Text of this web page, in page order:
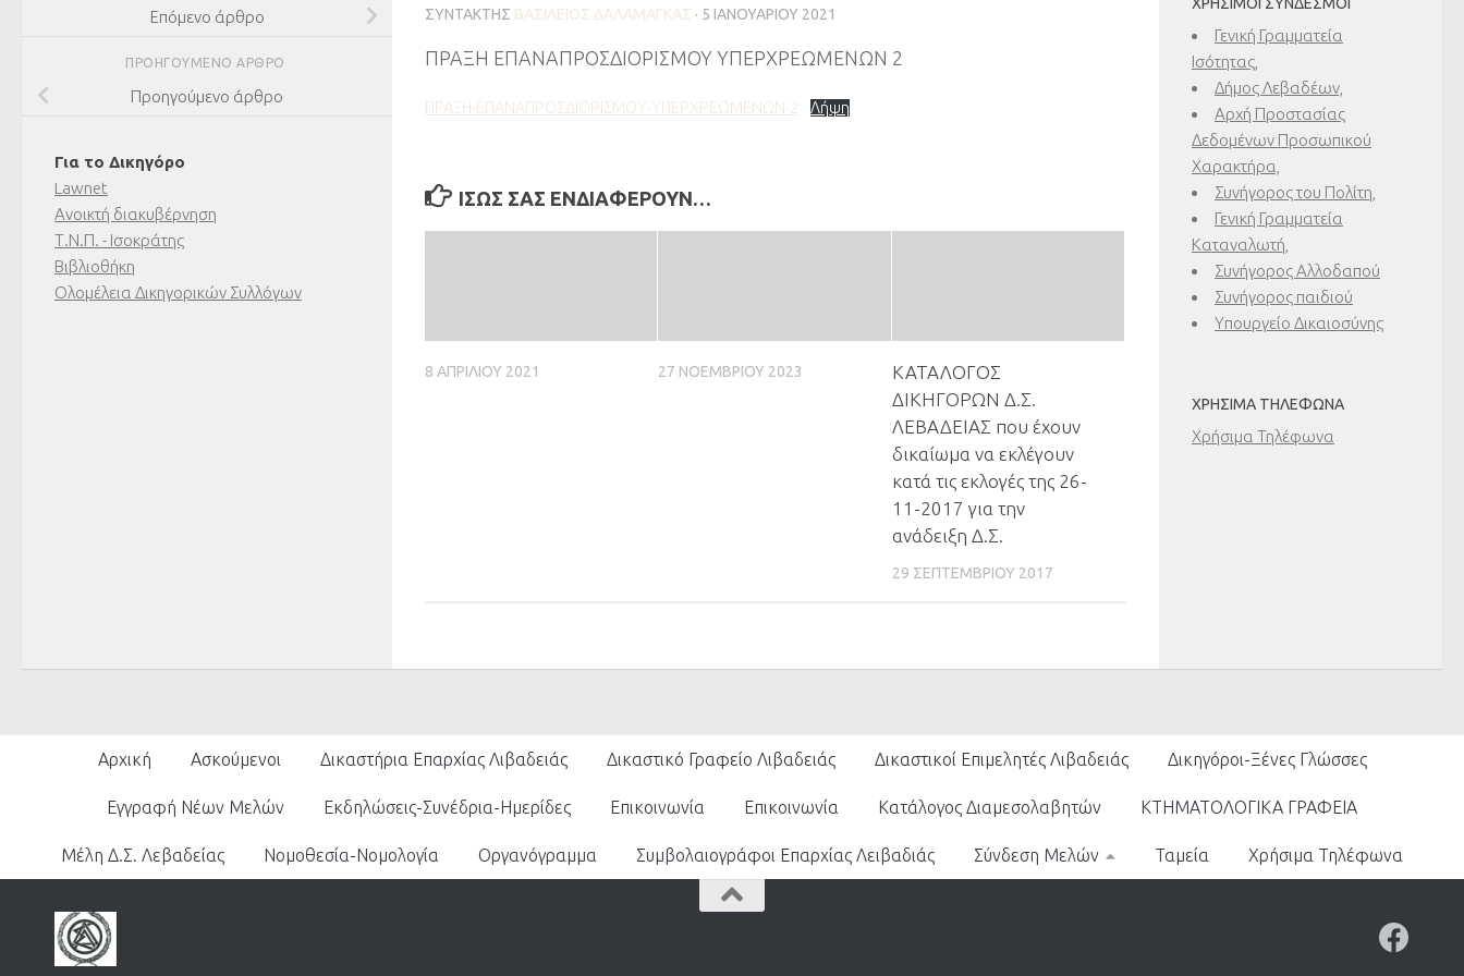
ΣΥΝΤΆΚΤΗΣ ΒΑΣΊΛΕΙΟΣ ΔΑΛΑΜΆΓΚΑΣ · 5 ΙΑΝΟΥΑΡΊΟΥ 2021
ΠΡΑΞΗ ΕΠΑΝΑΠΡΟΣΔΙΟΡΙΣΜΟΥ ΥΠΕΡΧΡΕΩΜΕΝΩΝ 2
ΠΡΑΞΗ-ΕΠΑΝΑΠΡΟΣΔΙΟΡΙΣΜΟΥ-ΥΠΕΡΧΡΕΩΜΕΝΩΝ-2 Λήψη
ΊΣΩΣ ΣΑΣ ΕΝΔΙΑΦΈΡΟΥΝ…
8 ΑΠΡΙΛΊΟΥ 2021 27 ΝΟΕΜΒΡΊΟΥ 2023
ΚΑΤΑΛΟΓΟΣ
ΔΙΚΗΓΟΡΩΝ Δ.Σ.
ΛΕΒΑΔΕΙΑΣ που έχουν
δικαίωμα να εκλέγουν
κατά τις εκλογές της 26-
11-2017 για την
ανάδειξη Δ.Σ.
29 ΣΕΠΤΕΜΒΡΊΟΥ 2017
Επόμενο άρθρο
ΠΡΟΗΓΟΎΜΕΝΟ ΆΡΘΡΟ
Προηγούμενο άρθρο
Για το Δικηγόρο
Lawnet
Ανοικτή διακυβέρνηση
Τ.Ν.Π. - Ισοκράτης
Βιβλιοθήκη
Ολομέλεια Δικηγορικών Συλλόγων
Γενική Γραμματεία
Ισότητας,
Δήμος Λεβαδέων,
Αρχή Προστασίας
Δεδομένων Προσωπικού
Χαρακτήρα,
Συνήγορος του Πολίτη,
Γενική Γραμματεία
Καταναλωτή,
Συνήγορος Αλλοδαπού
Συνήγορος παιδιού
Υπουργείο Δικαιοσύνης
ΧΡΉΣΙΜΑ ΤΗΛΈΦΩΝΑ
Χρήσιμα Τηλέφωνα
Αρχική Ασκούμενοι Δικαστήρια Επαρχίας Λιβαδειάς Δικαστικό Γραφείο Λιβαδειάς Δικαστικοί Επιμελητές Λιβαδειάς Δικηγόροι-Ξένες Γλώσσες
Εγγραφή Νέων Μελών Εκδηλώσεις-Συνέδρια-Ημερίδες Επικοινωνία Επικοινωνία Κατάλογος Διαμεσολαβητών ΚΤΗΜΑΤΟΛΟΓΙΚΑ ΓΡΑΦΕΙΑ
Μέλη Δ.Σ. Λεβαδείας Νομοθεσία-Νομολογία Οργανόγραμμα Συμβολαιογράφοι Επαρχίας Λειβαδιάς Σύνδεση Μελών Ταμεία Χρήσιμα Τηλέφωνα